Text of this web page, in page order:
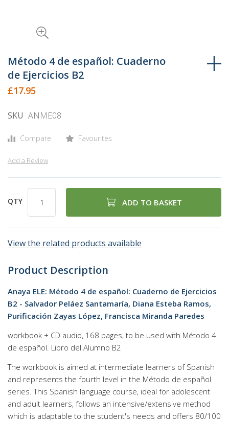
to
the
beginning
of
images
Método 4 de español: Cuaderno
de Ejercicios B2
£17.95
SKU ANME08
Compare Favourites
Add a Review
QTY ADD TO BASKET
View the related products available
Product Description
Anaya ELE: Método 4 de español: Cuaderno de Ejercicios
B2 - Salvador Peláez Santamaría, Diana Esteba Ramos,
Purificación Zayas López, Francisca Miranda Paredes
workbook + CD audio, 168 pages, to be used with Método 4
de español. Libro del Alumno B2
The workbook is aimed at intermediate learners of Spanish
and represents the fourth level in the Método de español
series. This Spanish language course, ideal for adolescent
and adult learners, follows an intensive/extensive method
which is adaptable to the student's needs and offers 80/100